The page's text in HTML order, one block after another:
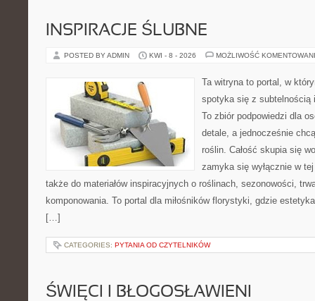
INSPIRACJE ŚLUBNE
POSTED BY ADMIN KWI - 8 - 2026 MOŻLIWOŚĆ
Ta witryna to portal, w
spotyka się z subtelnością
To zbiór podpowiedzi dla
detale, a jednocześnie
roślin. Całość skupia się
zamyka się wyłącznie w
także do materiałów inspiracyjnych o roślinach, sezonowości,
komponowania. To portal dla miłośników florystyki, gdzie
[…]
CATEGORIES: PYTANIA OD CZYTELNIKÓW
ŚWIĘCI I BŁOGOSŁAWIENI